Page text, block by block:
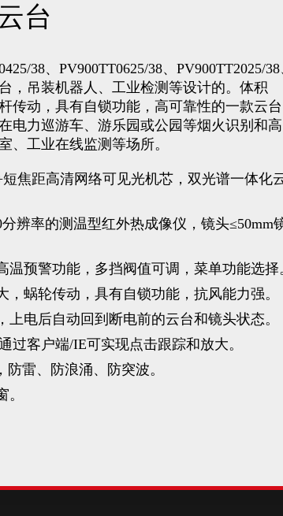
台
38、PV900TT0625/38、PV900TT2025/
，吊装机器人、工业检测等设计的。体积
传动，具有自锁功能，高可靠性的一款云台
电力巡游车、游乐园或公园等烟火识别和高
、工业在线监测等场所。
焦距高清网络可见光机芯，双光谱一体化
分辨率的测温型红外热成像仪，镜头≤50mm
温预警功能，多挡阀值可调，菜单功能选择
，蜗轮传动，具有自锁功能，抗风能力强。
上电后自动回到断电前的云台和镜头状态。
过客户端/IE可实现点击跟踪和放大。
防雷、防浪涌、防突波。